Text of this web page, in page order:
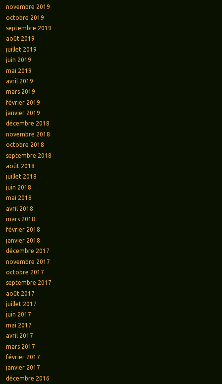
novembre 2019
octobre 2019
septembre 2019
août 2019
juillet 2019
juin 2019
mai 2019
avril 2019
mars 2019
février 2019
janvier 2019
décembre 2018
novembre 2018
octobre 2018
septembre 2018
août 2018
juillet 2018
juin 2018
mai 2018
avril 2018
mars 2018
février 2018
janvier 2018
décembre 2017
novembre 2017
octobre 2017
septembre 2017
août 2017
juillet 2017
juin 2017
mai 2017
avril 2017
mars 2017
février 2017
janvier 2017
décembre 2016